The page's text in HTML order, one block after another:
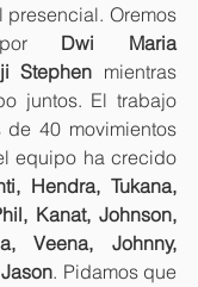
presencial. Oremos
por Dwi Maria
Stephen mientras
juntos. El trabajo
40 movimientos
equipo ha crecido
Hendra, Tukana,
Kanat, Johnson,
Veena, Johnny,
. Pidamos que